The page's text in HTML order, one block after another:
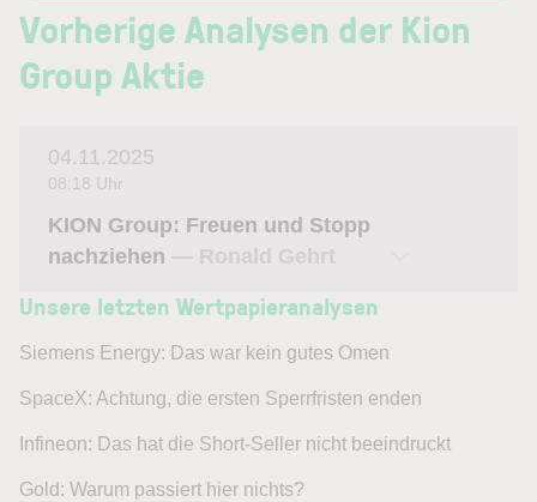
Vorherige Analysen der Kion
Group Aktie
04.11.2025
08:18 Uhr
KION Group: Freuen und Stopp
nachziehen — Ronald Gehrt
Unsere letzten Wertpapieranalysen
Siemens Energy: Das war kein gutes Omen
SpaceX: Achtung, die ersten Sperrfristen enden
Infineon: Das hat die Short-Seller nicht beeindruckt
Gold: Warum passiert hier nichts?